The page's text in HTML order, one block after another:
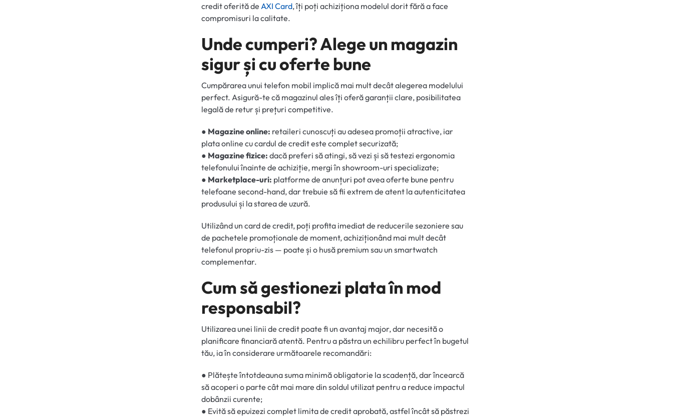
credit oferită deAXI Card, îți poți achiziționa modelul dorit fără a face
compromisuri la calitate.
Unde cumperi? Alege un magazin
sigur și cu oferte bune
Cumpărarea unui telefon mobil implică mai mult decât alegerea modelului
perfect. Asigură-te că magazinul ales îți oferă garanții clare, posibilitatea
legală de retur și prețuri competitive.
● Magazine online: retaileri cunoscuți au adesea promoții atractive, iar
plata online cu cardul de credit este complet securizată;
● Magazine fizice:dacă preferi să atingi, să vezi și să testezi ergonomia
telefonului înainte de achiziție, mergi în showroom-uri specializate;
● Marketplace-uri: platforme de anunțuri pot avea oferte bune pentru
telefoane second-hand, dar trebuie să fii extrem de atent la autenticitatea
produsului și la starea de uzură.
Utilizând un card de credit, poți profita imediat de reducerile sezoniere sau
de pachetele promoționale de moment, achiziționând mai mult decât
telefonul propriu-zis — poate și o husă premium sau un smartwatch
complementar.
Cum să gestionezi plata în mod
responsabil?
Utilizarea unei linii de credit poate fi un avantaj major, dar necesită o
planificare financiară atentă. Pentru a păstra un echilibru perfect în bugetul
tău, ia în considerare următoarele recomandări:
● Plătește întotdeauna suma minimă obligatorie la scadență, dar încearcă
să acoperi o parte cât mai mare din soldul utilizat pentru a reduce impactul
dobânzii curente;
● Evită să epuizezi complet limita de credit aprobată, astfel încât să păstrezi